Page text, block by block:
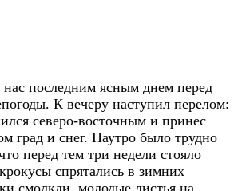
последним ясным днем перед
К вечеру наступил перелом:
северо-восточным и принес
град и снег. Наутро было трудно
перед тем три недели стояло
спрятались в зимних